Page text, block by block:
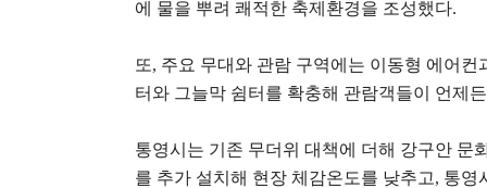
에 물을 뿌려 쾌적한 축제환경을 조성했다.
또, 주요 무대와 관람 구역에는 이동형 에어컨
터와 그늘막 쉼터를 확충해 관람객들이 언제
통영시는 기존 무더위 대책에 더해 강구안 문
를 추가 설치해 현장 체감온도를 낮추고, 통영